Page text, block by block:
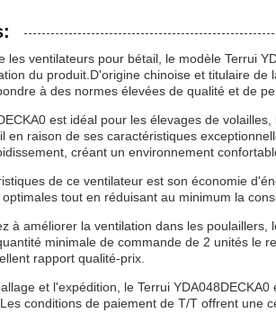
les ventilateurs pour bétail, le modèle Terrui
du produit.D'origine chinoise et titulaire
à des normes élevées de qualité et de
est idéal pour les élevages de
en raison de ses caractéristiques
créant un environnement
de ce ventilateur est son économie
tout en réduisant au minimum la
à améliorer la ventilation dans les
minimale de commande de 2 unités le
rapport qualité-prix.
et l'expédition, le Terrui
conditions de paiement de T/T offrent une